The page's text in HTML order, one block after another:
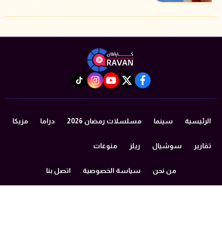
facebook
twitter
youtube
instagram
tiktok
الرئيسية سينما مسلسلات رمضان 2026 دراما مزيكا
تقارير سوشيال ريلز منوعات
من نحن سياسة الخصوصية اتصل بنا